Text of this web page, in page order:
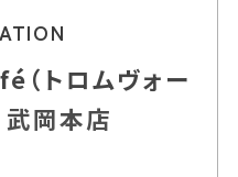
トロムヴォー
武岡本店